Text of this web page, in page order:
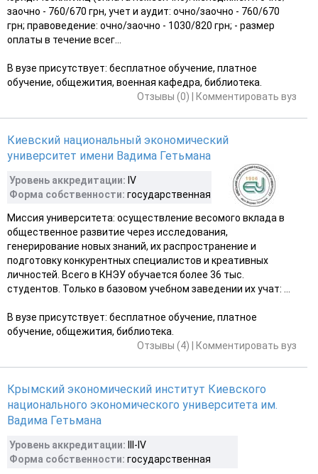
заочно - 760/670 грн, учет и аудит: очно/заочно - 760/670
грн; правоведение: очно/заочно - 1030/820 грн; - размер
оплаты в течение всег...
В вузе присутствует: бесплатное обучение, платное
обучение, общежития, военная кафедра, библиотека.
Отзывы (0)
Комментировать вуз
Киевский национальный экономический
университет имени Вадима Гетьмана
Уровень аккредитации: IV
Форма собственности: государственная
Миссия университета: осуществление весомого вклада в
общественное развитие через исследования,
генерирование новых знаний, их распространение и
подготовку конкурентных специалистов и креативных
личностей. Всего в КНЭУ обучается более 36 тыс.
студентов. Только в базовом учебном заведении их учат: ...
В вузе присутствует: бесплатное обучение, платное
обучение, общежития, библиотека.
Отзывы (4)
Комментировать вуз
Крымский экономический институт Киевского
национального экономического университета им.
Вадима Гетьмана
Уровень аккредитации: ІІІ-IV
Форма собственности: государственная